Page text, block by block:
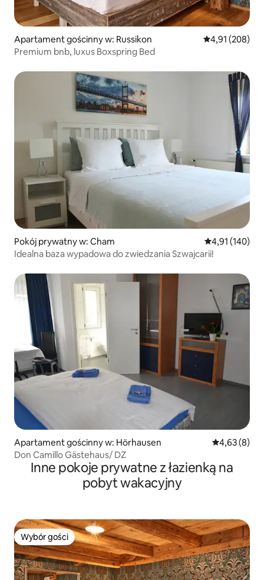
Apartament gościnny w: Russikon Średnia
4,91 (208)
Premium bnb, luxus Boxspring Bed
Pokój prywatny w: Cham Średnia
4,91 (140)
Idealna baza wypadowa do zwiedzania Szwajcarii!
Apartament gościnny w: Hörhausen Średnia
4,63 (8)
Don Camillo Gästehaus/ DZ
Inne pokoje prywatne z łazienką na
pobyt wakacyjny
Wybór gości
Wybór gości